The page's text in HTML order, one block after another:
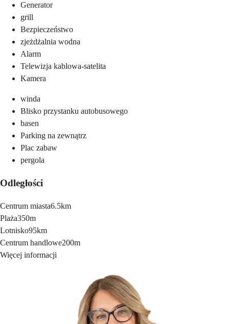
Generator
grill
Bezpieczeństwo
zjeżdżalnia wodna
Alarm
Telewizja kablowa-satelita
Kamera
winda
Blisko przystanku autobusowego
basen
Parking na zewnątrz
Plac zabaw
pergola
Odległości
Centrum miasta6.5km
Plaża350m
Lotnisko95km
Centrum handlowe200m
Więcej informacji